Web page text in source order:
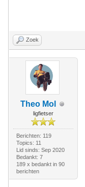
Zoek
Theo Mol
ligfietser
Berichten: 119
Topics: 11
Lid sinds: Sep 2020
Bedankt: 7
189 x bedankt in 90
berichten